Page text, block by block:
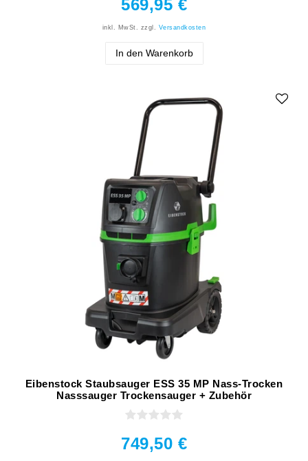
569,95 €
inkl. MwSt. zzgl. Versandkosten
In den Warenkorb
Eibenstock Staubsauger ESS 35 MP Nass-Trocken
Nasssauger Trockensauger + Zubehör
749,50 €